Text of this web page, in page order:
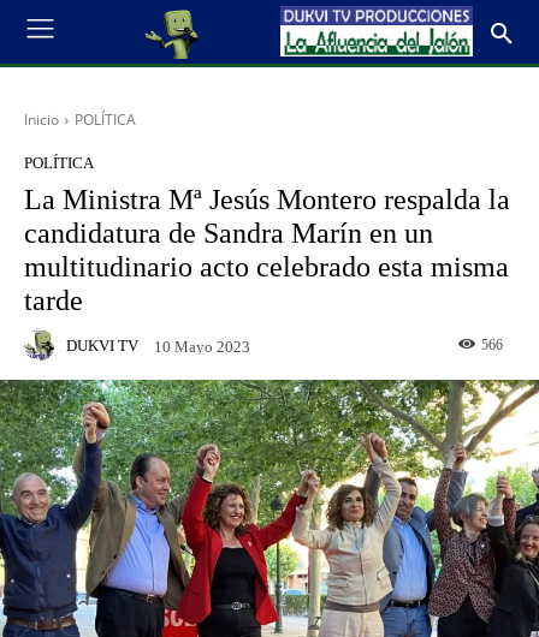
Inicio POLÍTICA
POLÍTICA
La Ministra Mª Jesús Montero respalda la
candidatura de Sandra Marín en un
multitudinario acto celebrado esta misma
tarde
DUKVI TV 10 Mayo 2023 566